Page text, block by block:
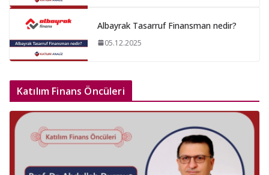
Albayrak Tasarruf Finansman nedir?
05.12.2025
Katılım Finans Öncüleri